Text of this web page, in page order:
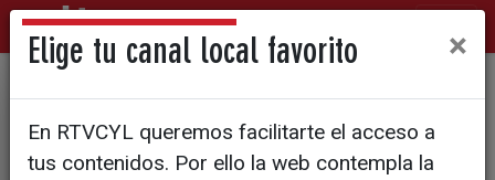
Los entresijos de su etapa
como presidente
Elige tu canal local favorito ×
En RTVCYL queremos facilitarte el acceso a
tus contenidos. Por ello la web contempla la